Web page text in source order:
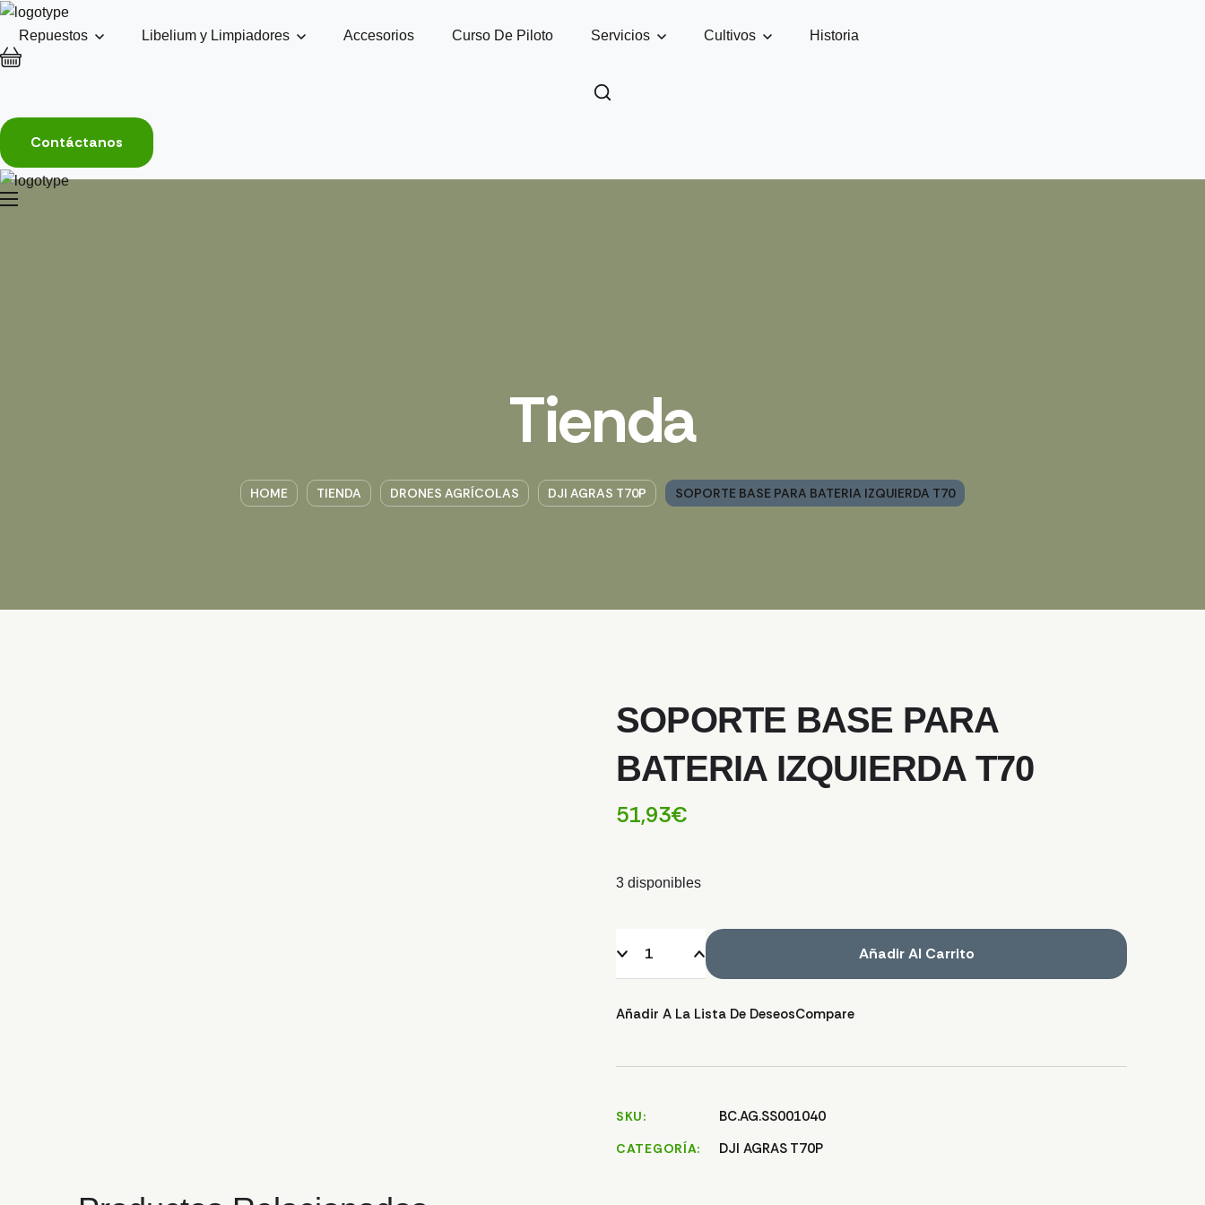
Repuestos Libelium y Limpiadores Accesorios Curso De Piloto Servicios Cultivos Historia
Contáctanos
Tienda
HOME TIENDA DRONES AGRÍCOLAS DJI AGRAS T70P SOPORTE BASE PARA BATERIA IZQUIERDA T70
SOPORTE BASE PARA
BATERIA IZQUIERDA T70
51,93€
3 disponibles
Añadir Al Carrito
Compare
Añadir A La Lista De Deseos
SKU BC.AG.SS001040
CATEGORÍA DJI AGRAS T70P